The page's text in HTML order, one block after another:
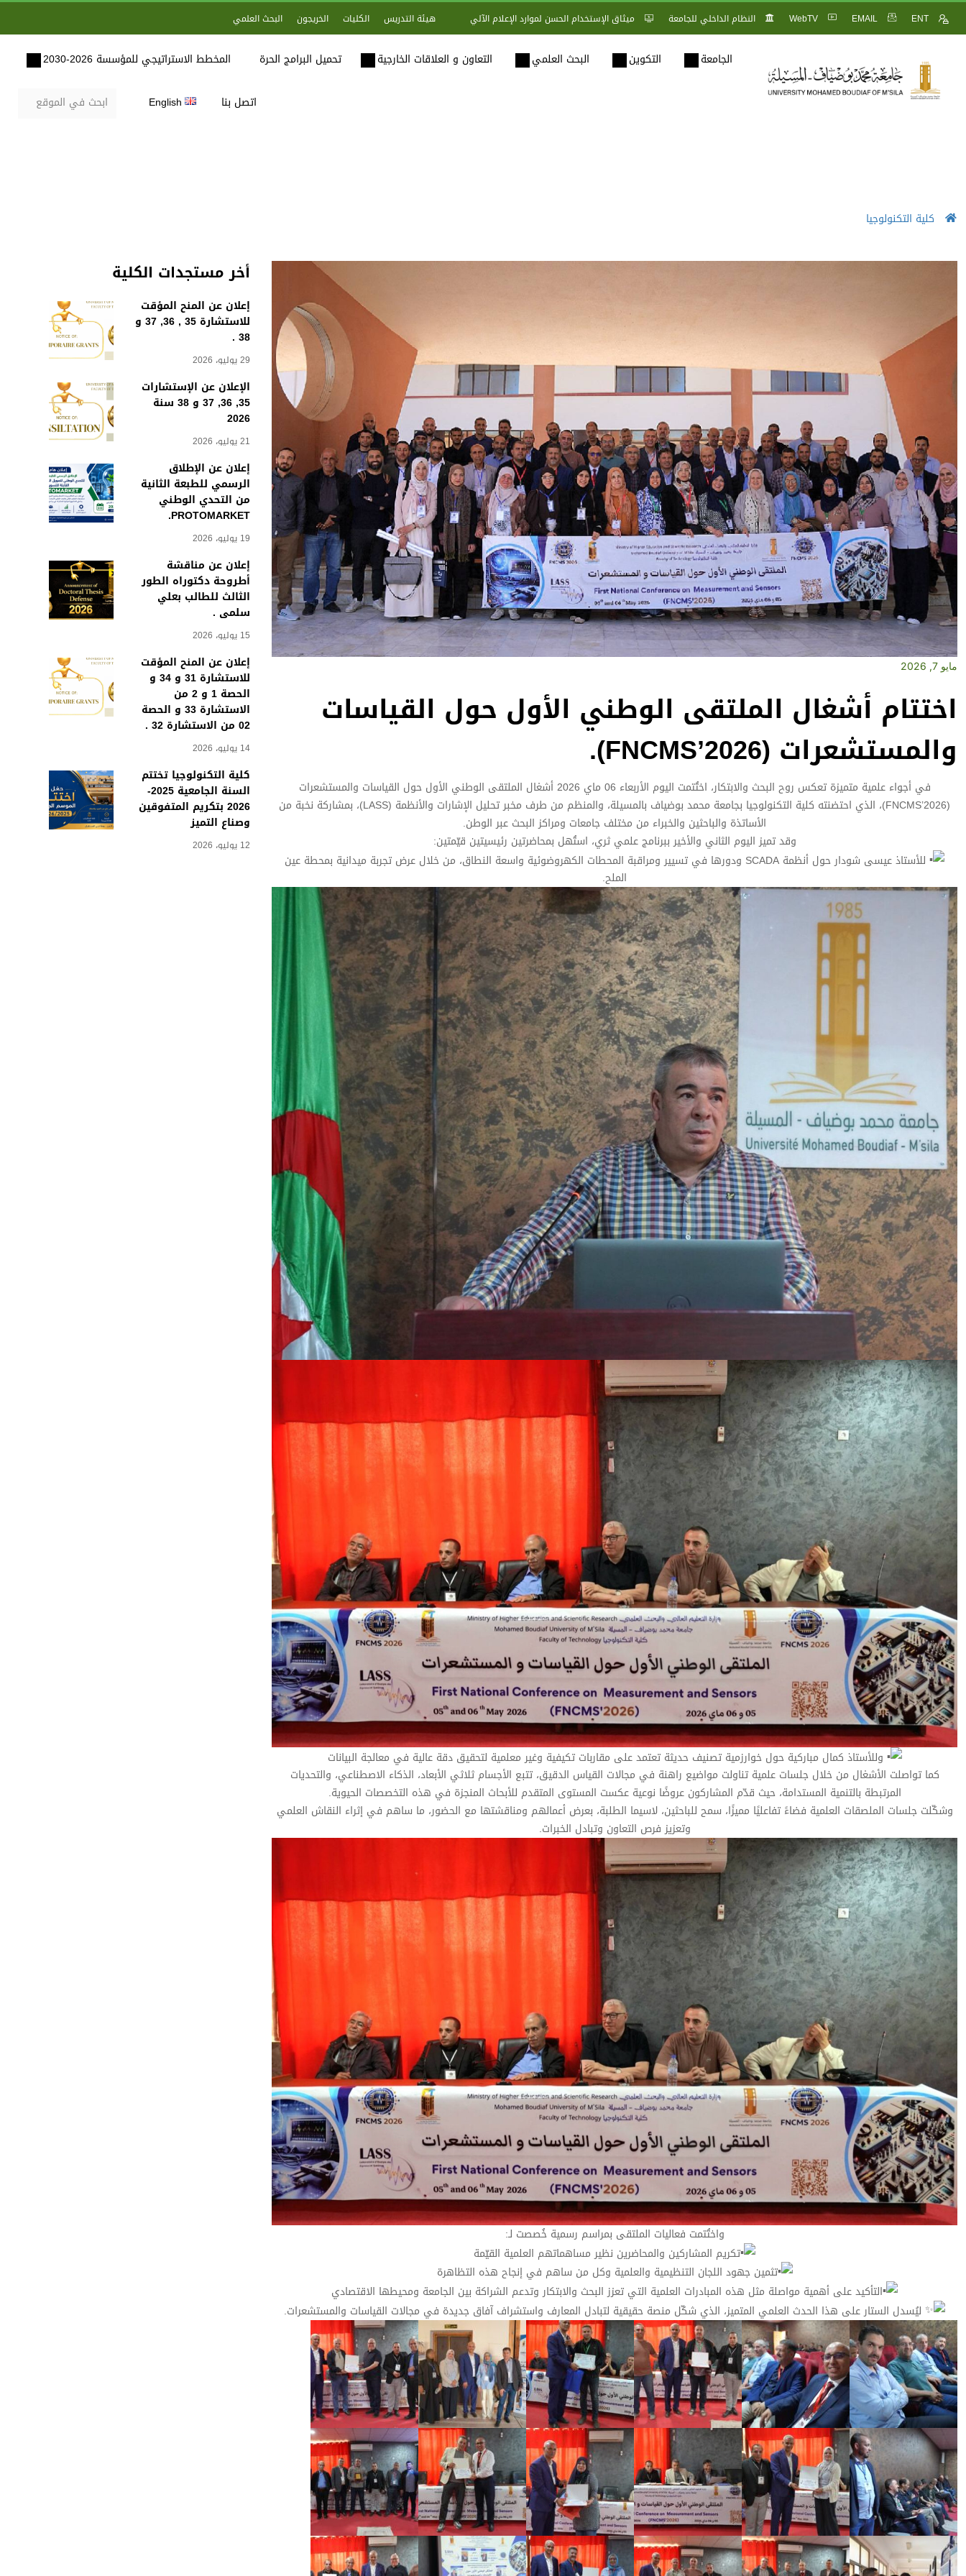
ENT
EMAIL
WebTV النظام الداخلي للجامعة ميثاق الإستخدام الحسن لموارد الإعلام الآلي هيئة التدريس الكليات الخريجون البحث العلمي
الجامعة التكوين البحث العلمي التعاون و العلاقات الخارجية تحميل البرامج الحرة المخطط الاستراتيجي للمؤسسة 2026-2030
اتصل بنا English
كلية التكنولوجيا
أخر مستجدات الكلية
إعلان عن المنح المؤقت
للاستشارة 35 , 36, 37 و
38 .
29 يوليو، 2026
الإعلان عن الإستشارات
35, 36, 37 و 38 سنة
2026
21 يوليو، 2026
إعلان عن الإطلاق
الرسمي للطبعة الثانية
من التحدي الوطني
PROTOMARKET.
19 يوليو، 2026
إعلان عن مناقشة
أطروحة دكتوراه الطور
الثالث للطالب بعلي
سلمى .
15 يوليو، 2026
إعلان عن المنح المؤقت
للاستشارة 31 و 34 و
الحصة 1 و 2 من
الاستشارة 33 و الحصة
02 من الاستشارة 32 .
14 يوليو، 2026
كلية التكنولوجيا تختتم
السنة الجامعية 2025-
2026 بتكريم المتفوقين
وصناع التميز
12 يوليو، 2026
مايو 7, 2026
اختتام أشغال الملتقى الوطني الأول حول القياسات
والمستشعرات (FNCMS’2026).
في أجواء علمية متميزة تعكس روح البحث والابتكار، اختُتمت اليوم الأربعاء 06 ماي 2026 أشغال الملتقى الوطني الأول حول القياسات والمستشعرات
(FNCMS’2026)، الذي احتضنته كلية التكنولوجيا بجامعة محمد بوضياف بالمسيلة، والمنظم من طرف مخبر تحليل الإشارات والأنظمة (LASS)، بمشاركة نخبة من
الأساتذة والباحثين والخبراء من مختلف جامعات ومراكز البحث عبر الوطن.
وقد تميز اليوم الثاني والأخير ببرنامج علمي ثري، استُهل بمحاضرتين رئيسيتين قيّمتين:
للأستاذ عيسى شودار حول أنظمة SCADA ودورها في تسيير ومراقبة المحطات الكهروضوئية واسعة النطاق، من خلال عرض تجربة ميدانية بمحطة عين
الملح.
وللأستاذ كمال مباركية حول خوارزمية تصنيف حديثة تعتمد على مقاربات تكيفية وغير معلمية لتحقيق دقة عالية في معالجة البيانات
كما تواصلت الأشغال من خلال جلسات علمية تناولت مواضيع راهنة في مجالات القياس الدقيق، تتبع الأجسام ثلاثي الأبعاد، الذكاء الاصطناعي، والتحديات
المرتبطة بالتنمية المستدامة، حيث قدّم المشاركون عروضًا نوعية عكست المستوى المتقدم للأبحاث المنجزة في هذه التخصصات الحيوية.
وشكّلت جلسات الملصقات العلمية فضاءً تفاعليًا مميزًا، سمح للباحثين، لاسيما الطلبة، بعرض أعمالهم ومناقشتها مع الحضور، ما ساهم في إثراء النقاش العلمي
وتعزيز فرص التعاون وتبادل الخبرات.
واختُتمت فعاليات الملتقى بمراسم رسمية خُصصت لـ:
تكريم المشاركين والمحاضرين نظير مساهماتهم العلمية القيّمة
تثمين جهود اللجان التنظيمية والعلمية وكل من ساهم في إنجاح هذه التظاهرة
التأكيد على أهمية مواصلة مثل هذه المبادرات العلمية التي تعزز البحث والابتكار وتدعم الشراكة بين الجامعة ومحيطها الاقتصادي
ليُسدل الستار على هذا الحدث العلمي المتميز، الذي شكّل منصة حقيقية لتبادل المعارف واستشراف آفاق جديدة في مجالات القياسات والمستشعرات.